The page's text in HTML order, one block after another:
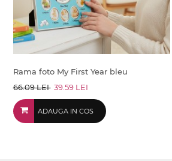
Rama foto My First Year bleu
66.09 LEI 39.59 LEI
ADAUGA IN COS